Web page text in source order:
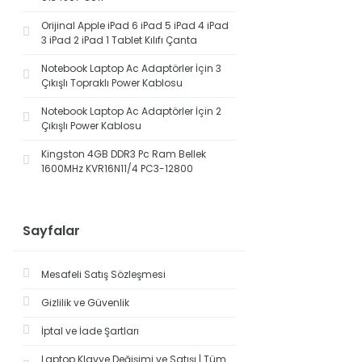
Orijinal Apple iPad 6 iPad 5 iPad 4 iPad
3 iPad 2 iPad 1 Tablet Kılıfı Çanta
Notebook Laptop Ac Adaptörler İçin 3
Çıkışlı Topraklı Power Kablosu
Notebook Laptop Ac Adaptörler İçin 2
Çıkışlı Power Kablosu
Kingston 4GB DDR3 Pc Ram Bellek
1600MHz KVR16N11/4 PC3-12800
Sayfalar
Mesafeli Satış Sözleşmesi
Gizlilik ve Güvenlik
İptal ve İade Şartları
Laptop Klavye Değişimi ve Satışı | Tüm